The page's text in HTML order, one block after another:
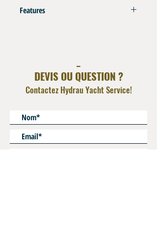
Features
DEVIS OU QUESTION ?
Contactez Hydrau Yacht Service!